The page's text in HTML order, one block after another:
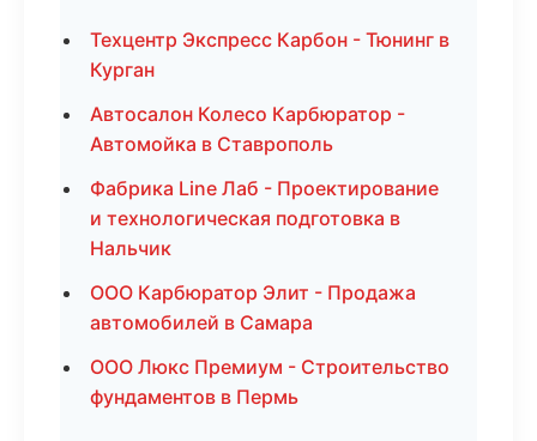
Техцентр Экспресс Карбон - Тюнинг в
Курган
Автосалон Колесо Карбюратор -
Автомойка в Ставрополь
Фабрика Line Лаб - Проектирование
и технологическая подготовка в
Нальчик
ООО Карбюратор Элит - Продажа
автомобилей в Самара
ООО Люкс Премиум - Строительство
фундаментов в Пермь